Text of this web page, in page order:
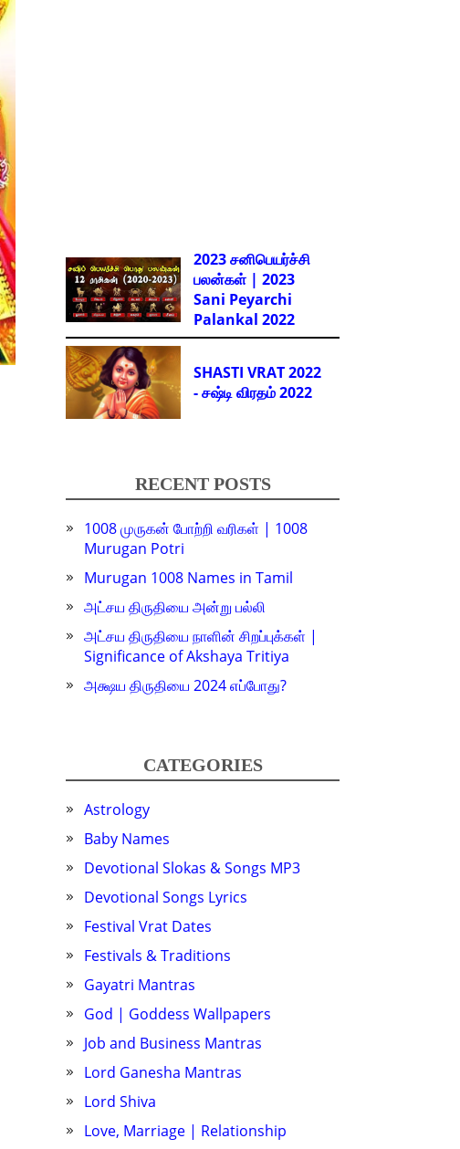
2023 சனிபெயர்ச்சி
பலன்கள் | 2023
Sani Peyarchi
Palankal 2022
SHASTI VRAT 2022
- சஷ்டி விரதம் 2022
RECENT POSTS
1008 முருகன் போற்றி வரிகள் | 1008
Murugan Potri
Murugan 1008 Names in Tamil
அட்சய திருதியை அன்று பல்லி
அட்சய திருதியை நாளின் சிறப்புக்கள் |
Significance of Akshaya Tritiya
அக்ஷய திருதியை 2024 எப்போது?
CATEGORIES
Astrology
Baby Names
Devotional Slokas & Songs MP3
Devotional Songs Lyrics
Festival Vrat Dates
Festivals & Traditions
Gayatri Mantras
God | Goddess Wallpapers
Job and Business Mantras
Lord Ganesha Mantras
Lord Shiva
Love, Marriage | Relationship